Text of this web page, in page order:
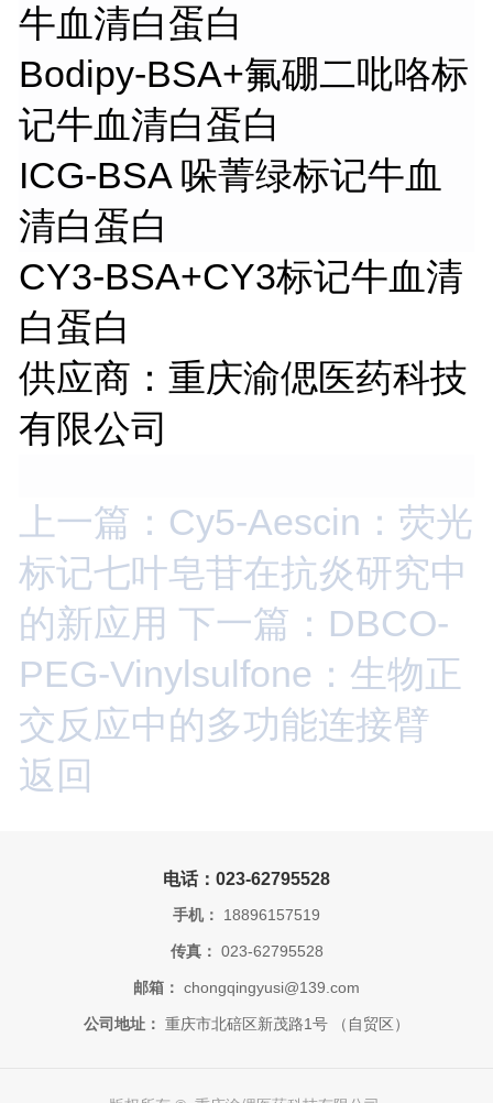
牛血清白蛋白
Bodipy-BSA+氟硼二吡咯标
记牛血清白蛋白
ICG-BSA 哚菁绿标记牛血
清白蛋白
CY3-BSA+CY3标记牛血清
白蛋白
供应商：重庆渝偲医药科技
有限公司
上一篇：Cy5-Aescin：荧光
标记七叶皂苷在抗炎研究中
的新应用 下一篇：DBCO-
PEG-Vinylsulfone：生物正
交反应中的多功能连接臂
返回
电话：023-62795528
手机： 18896157519
传真： 023-62795528
邮箱： chongqingyusi@139.com
公司地址： 重庆市北碚区新茂路1号 （自贸区）